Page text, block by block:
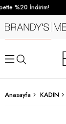
%20 İndirim!
Anasayfa KADIN